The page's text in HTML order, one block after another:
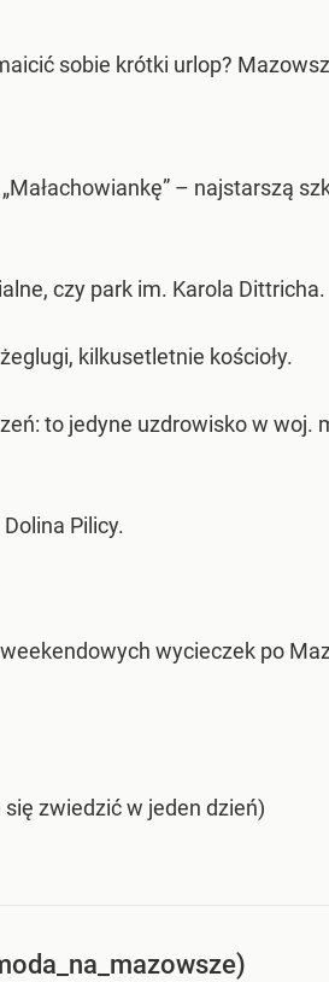
sobie krótki urlop?
– najstarszą
czy park im. Karola Dittricha.
kilkusetletnie kościoły.
to jedyne uzdrowisko w woj.
Pilicy.
wycieczek po
zwiedzić w jeden dzień)